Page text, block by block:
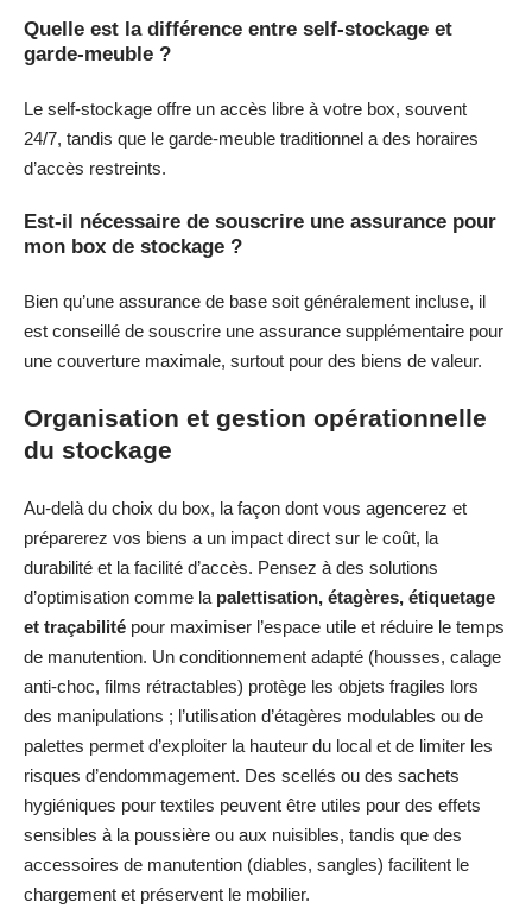
Quelle est la différence entre self-stockage et
garde-meuble ?
Le self-stockage offre un accès libre à votre box, souvent
24/7, tandis que le garde-meuble traditionnel a des horaires
d’accès restreints.
Est-il nécessaire de souscrire une assurance pour
mon box de stockage ?
Bien qu’une assurance de base soit généralement incluse, il
est conseillé de souscrire une assurance supplémentaire pour
une couverture maximale, surtout pour des biens de valeur.
Organisation et gestion opérationnelle
du stockage
Au-delà du choix du box, la façon dont vous agencerez et
préparerez vos biens a un impact direct sur le coût, la
durabilité et la facilité d’accès. Pensez à des solutions
d’optimisation comme la palettisation, étagères, étiquetage
et traçabilité pour maximiser l’espace utile et réduire le temps
de manutention. Un conditionnement adapté (housses, calage
anti-choc, films rétractables) protège les objets fragiles lors
des manipulations ; l’utilisation d’étagères modulables ou de
palettes permet d’exploiter la hauteur du local et de limiter les
risques d’endommagement. Des scellés ou des sachets
hygiéniques pour textiles peuvent être utiles pour des effets
sensibles à la poussière ou aux nuisibles, tandis que des
accessoires de manutention (diables, sangles) facilitent le
chargement et préservent le mobilier.